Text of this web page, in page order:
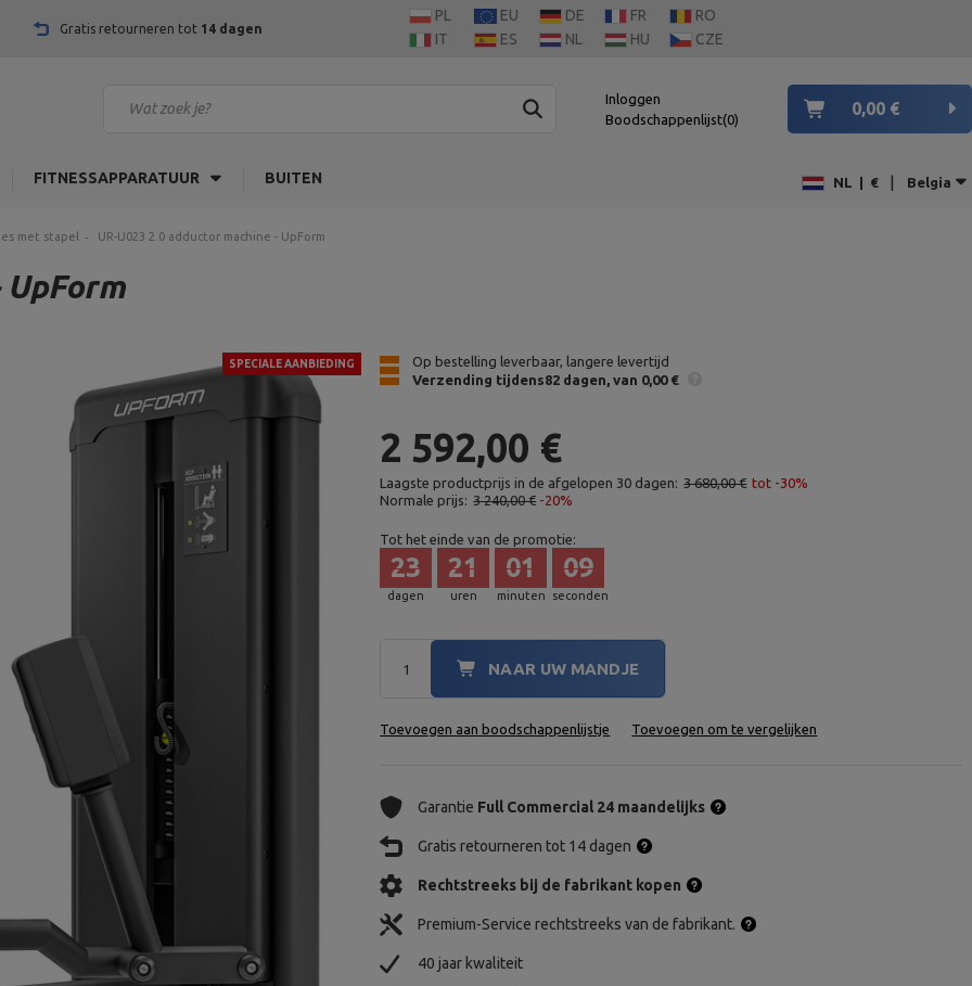
Gratis retourneren tot 14 dagen
PL EU DE FR
RO
IT
ES NL HU CZE
Inloggen
Boodschappenlijst 0
0,00 €
FITNESSAPPARATUUR BUITEN NL € | Belgia
met stapel UR-U023 2.0 adductor machine - UpForm
SPECIALE AANBIEDING
Op bestelling leverbaar, langere levertijd
Verzending tijdens82 dagen van 0,00 €
2 592,00 €
Laagste productprijs in de afgelopen 30 dagen: 3 680,00 € tot -30%
Normale prijs: 3 240,00 €-20%
Tot het einde van de promotie:
dagen
23
uren
21
minuten
01
seconden
08
NAAR UW MANDJE
Toevoegen aan boodschappenlijstje Toevoegen om te vergelijken
Garantie Full Commercial 24 maandelijks
Gratis retourneren tot 14 dagen
Rechtstreeks bij de fabrikant kopen
Premium-Service rechtstreeks van de fabrikant.
40 jaar kwaliteit